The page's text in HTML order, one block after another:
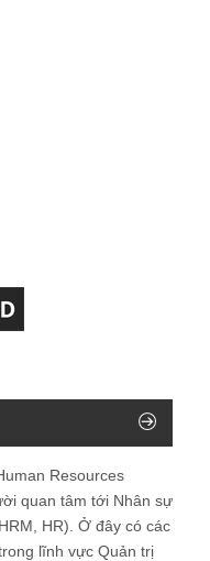
Resources
quan tâm tới Nhân sự
HR). Ở đây có các
lĩnh vực Quản trị